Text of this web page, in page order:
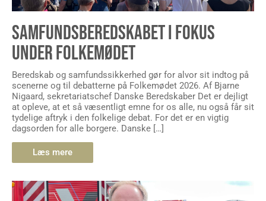
SAMFUNDSBEREDSKABET I FOKUS
UNDER FOLKEMØDET
Beredskab og samfundssikkerhed gør for alvor sit indtog på
scenerne og til debatterne på Folkemødet 2026. Af Bjarne
Nigaard, sekretariatschef Danske Beredskaber Det er dejligt
at opleve, at et så væsentligt emne for os alle, nu også får sit
tydelige aftryk i den folkelige debat. For det er en vigtig
dagsorden for alle borgere. Danske […]
Læs mere